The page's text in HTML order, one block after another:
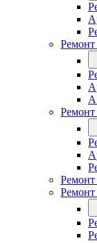
Ремонт